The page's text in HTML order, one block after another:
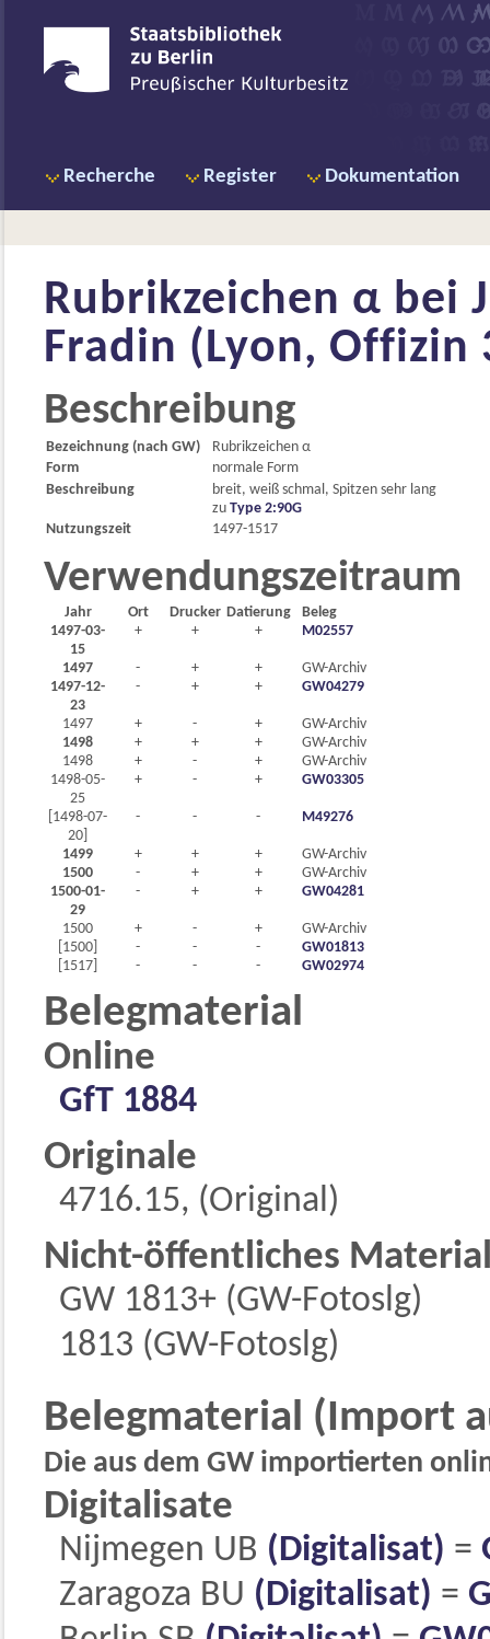
Recherche Register Dokumentation
Rubrikzeichen α bei
Fradin (Lyon, Offizin
Beschreibung
Bezeichnung (nach GW)
Rubrikzeichen α
Form
normale Form
Beschreibung
breit, weiß schmal, Spitzen sehr lang
zu Type 2:90G
Nutzungszeit
1497-1517
Verwendungszeitraum
Jahr Ort Drucker Datierung
Beleg
1497-03-
15
+ + + M02557
1497 - + +
GW-Archiv
1497-12-
23
- + + GW04279
1497 + - +
GW-Archiv
1498
+ + +
GW-Archiv
1498
+ - +
GW-Archiv
1498-05-
25
+ - + GW03305
[1498-07-
20]
- - - M49276
1499 + + +
GW-Archiv
1500
- + +
GW-Archiv
1500-01-
29
- + + GW04281
1500 + - +
GW-Archiv
[1500]
- - -
GW01813
[1517]
- - - GW02974
Belegmaterial
Online
GfT 1884
Originale
4716.15, (Original)
Nicht-öffentliches
GW 1813+ (GW-Fotoslg)
1813 (GW-Fotoslg)
Belegmaterial (Import
Die aus dem GW importierten
Digitalisate
Nijmegen UB (Digitalisat) =
Zaragoza BU (Digitalisat) =